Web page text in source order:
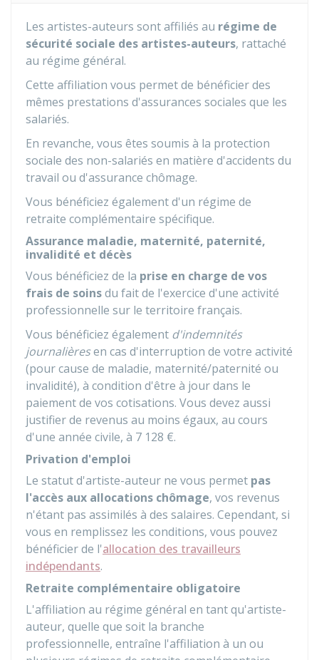
Les artistes-auteurs sont affiliés au régime de
sécurité sociale des artistes-auteurs, rattaché
au régime général.
Cette affiliation vous permet de bénéficier des
mêmes prestations d'assurances sociales que les
salariés.
En revanche, vous êtes soumis à la protection
sociale des non-salariés en matière d'accidents du
travail ou d'assurance chômage.
Vous bénéficiez également d'un régime de
retraite complémentaire spécifique.
Assurance maladie, maternité, paternité,
invalidité et décès
Vous bénéficiez de la prise en charge de vos
frais de soinsdu fait de l'exercice d'une activité
professionnelle sur le territoire français.
Vous bénéficiez également d'indemnités
journalièresen cas d'interruption de votre activité
(pour cause de maladie, maternité/paternité ou
invalidité), à condition d'être à jour dans le
paiement de vos cotisations. Vous devez aussi
justifier de revenus au moins égaux, au cours
d'une année civile, à 7 128 €.
Privation d'emploi
Le statut d'artiste-auteur ne vous permet pas
l'accès aux allocations chômage, vos revenus
n'étant pas assimilés à des salaires. Cependant, si
vous en remplissez les conditions, vous pouvez
bénéficier de l'allocation des travailleurs
indépendants.
Retraite complémentaire obligatoire
L'affiliation au régime général en tant qu'artiste-
auteur, quelle que soit la branche
professionnelle, entraîne l'affiliation à un ou